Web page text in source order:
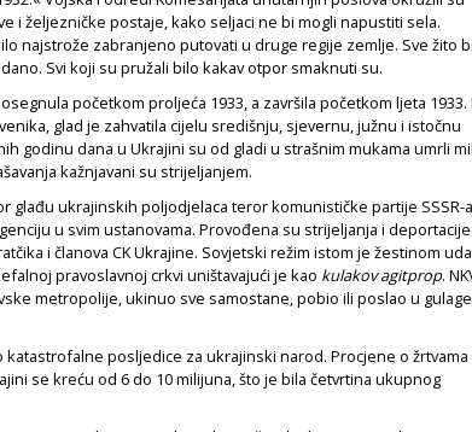
i željezničke postaje, kako seljaci ne bi mogli napustiti sela.
najstrože zabranjeno putovati u druge regije zemlje. Sve žito
Svi koji su pružali bilo kakav otpor smaknuti su.
početkom proljeća 1933, a završila početkom ljeta 1933.
glad je zahvatila cijelu središnju, sjevernu, južnu i istočnu
godinu dana u Ukrajini su od gladi u strašnim mukama umrli
kažnjavani su strijeljanjem.
glađu ukrajinskih poljodjelaca teror komunističke partije SSSR-a
u svim ustanovama. Provođena su strijeljanja i deportacije
i članova CK Ukrajine. Sovjetski režim istom je žestinom
pravoslavnoj crkvi uništavajući je kao kulakov agitprop.
metropolije, ukinuo sve samostane, pobio ili poslao u gulage
katastrofalne posljedice za ukrajinski narod. Procjene o žrtvama
se kreću od 6 do 10 milijuna, što je bila četvrtina ukupnog